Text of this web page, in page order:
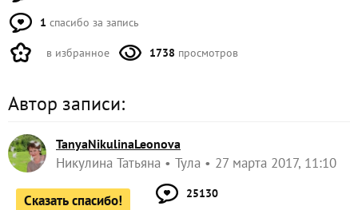
1 спасибо за запись
в избранное 1738 просмотров
Автор записи:
TanyaNikulinaLeonova
Никулина Татьяна Тула 27 марта 2017, 11:10
Сказать спасибо! 25130